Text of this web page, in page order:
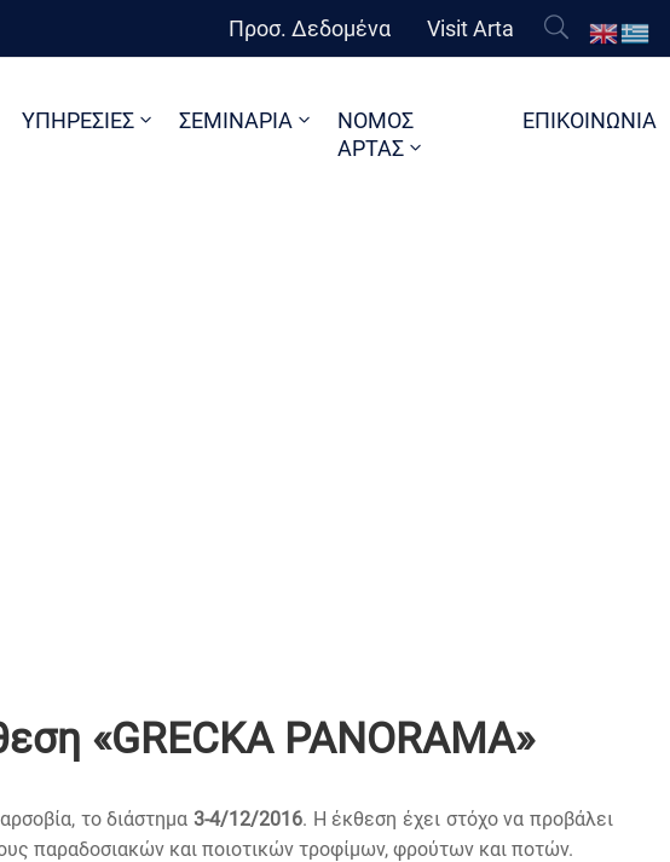
Προσ. Δεδομένα Visit Arta
ΥΠΗΡΕΣΙΕΣ ΣΕΜΙΝΑΡΙΑ
ΝΟΜΟΣ
ΑΡΤΑΣ
ΕΠΙΚΟΙΝΩΝΙΑ
«GRECKA PANORAMA»
το διάστημα3-4/12/2016. Η έκθεση έχει στόχο να προβάλει
παραδοσιακών και ποιοτικών τροφίμων, φρούτων και ποτών.